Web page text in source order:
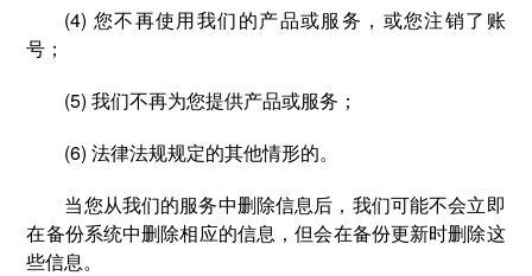
(4) 您不再使用我们的产品或服务，或您注销了账
号；
(5) 我们不再为您提供产品或服务；
(6) 法律法规规定的其他情形的。
当您从我们的服务中删除信息后，我们可能不会立即
在备份系统中删除相应的信息，但会在备份更新时删除这
些信息。